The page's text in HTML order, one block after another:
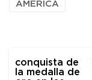
AMÉRICA